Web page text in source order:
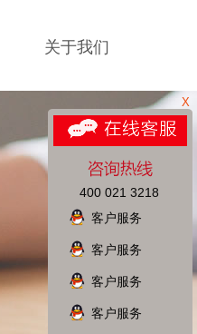
关于我们
X
400 021 3218
客户服务
客户服务
客户服务
客户服务